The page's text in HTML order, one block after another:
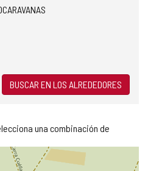
BUSCAR EN LOS ALREDEDORES
una combinación de